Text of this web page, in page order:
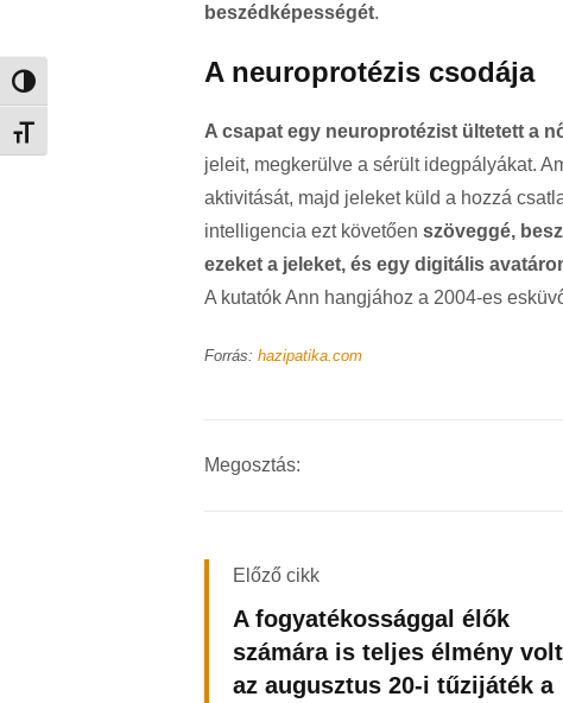
Nagy kontraszt váltása
Betűméret váltása
beszédképességét.
A neuroprotézis csodája
A csapat egy neuroprotézist ültetett a
jeleit, megkerülve a sérült idegpályákat.
aktivitását, majd jeleket küld a hozzá
intelligencia ezt követően szöveggé,
ezeket a jeleket, és egy digitális
A kutatók Ann hangjához a 2004-es
Forrás: hazipatika.com
Megosztás:
Előző cikk
A fogyatékossággal élők
számára is teljes élmény volt
az augusztus 20-i tűzijáték a